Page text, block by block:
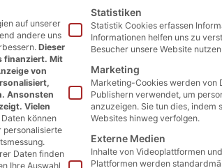
auf unserer
andere uns
Dieser
finanziert. Mit
von
Ansonsten
Vielen
können
personalisierte
Daten finden
Ihre Auswahl
Statistiken
Statistik Cookies erfassen
Informationen helfen uns zu
Besucher unsere Website
Marketing
Marketing-Cookies werden von
Publishern verwendet, um
anzuzeigen. Sie tun dies, indem
Websites hinweg verfolgen.
Externe Medien
Inhalte von Videoplattformen
Plattformen werden